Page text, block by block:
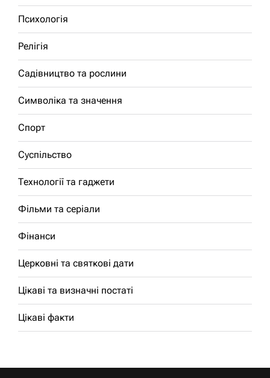
Психологія
Релігія
Садівництво та рослини
Символіка та значення
Спорт
Суспільство
Технології та гаджети
Фільми та серіали
Фінанси
Церковні та святкові дати
Цікаві та визначні постаті
Цікаві факти